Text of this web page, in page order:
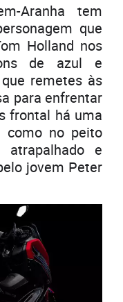
Aranha tem
que
Holland nos
de azul e
remetes às
para enfrentar
frontal há uma
como no peito
e
jovem Peter